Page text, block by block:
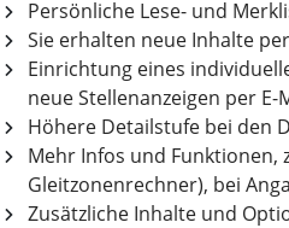
Persönliche Lese- und
Sie erhalten neue Inhalte
Einrichtung eines
neue Stellenanzeigen per E-
Höhere Detailstufe bei den
Mehr Infos und Funktionen,
Gleitzonenrechner), bei
Zusätzliche Inhalte und